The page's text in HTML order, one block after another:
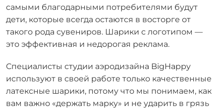
самыми благодарными потребителями будут
дети, которые всегда остаются в восторге от
такого рода сувениров. Шарики с логотипом —
это эффективная и недорогая реклама.
Специалисты студии аэродизайна BigHappy
используют в своей работе только качественные
латексные шарики, потому что мы понимаем, как
вам важно «держать марку» и не ударить в грязь